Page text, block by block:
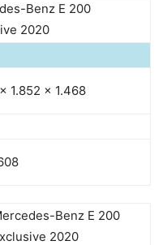
Benz E 200
2020
1.852 x 1.468
Benz E 200
2020